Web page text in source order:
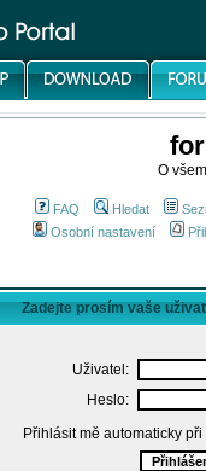
O
FAQ Hledat
Osobní nastavení
Zadejte prosím vaše
Uživatel:
Heslo:
Přihlásit mě automaticky